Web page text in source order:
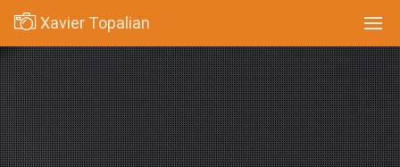
Xavier Topalian